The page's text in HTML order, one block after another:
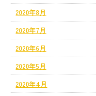
2020年8月
2020年7月
2020年6月
2020年5月
2020年4月